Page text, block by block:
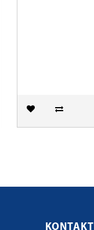
KONTAKT